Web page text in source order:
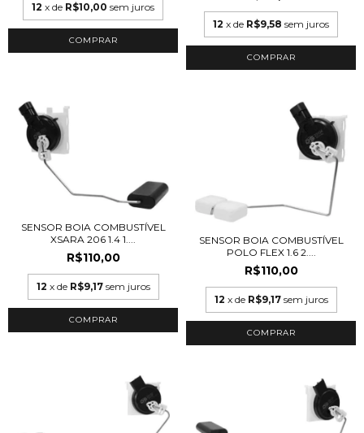
12 x de R$10,00 sem juros
12 x de R$9,58 sem juros
SENSOR BOIA COMBUSTÍVEL
XSARA 206 1.4 1....
R$110,00
12 x de R$9,17 sem juros
SENSOR BOIA COMBUSTÍVEL
POLO FLEX 1.6 2....
R$110,00
12 x de R$9,17 sem juros